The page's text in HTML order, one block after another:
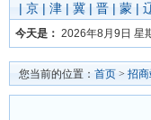
| 京 | 津 | 冀 | 晋 | 蒙 |
今天是： 2026年8月9日 星
您当前的位置： 首页 > 招